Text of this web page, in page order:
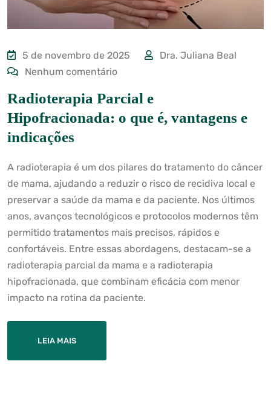
5 de novembro de 2025
Dra. Juliana Beal
Nenhum comentário
Radioterapia Parcial e
Hipofracionada: o que é, vantagens e
indicações
A radioterapia é um dos pilares do tratamento do câncer
de mama, ajudando a reduzir o risco de recidiva local e
preservar a saúde da mama e da paciente. Nos últimos
anos, avanços tecnológicos e protocolos modernos têm
permitido tratamentos mais precisos, rápidos e
confortáveis. Entre essas abordagens, destacam-se a
radioterapia parcial da mama e a radioterapia
hipofracionada, que combinam eficácia com menor
impacto na rotina da paciente.
LEIA MAIS